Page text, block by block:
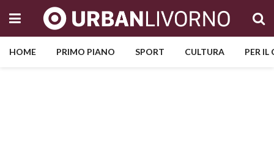
HOME PRIMO PIANO SPORT CULTURA PER